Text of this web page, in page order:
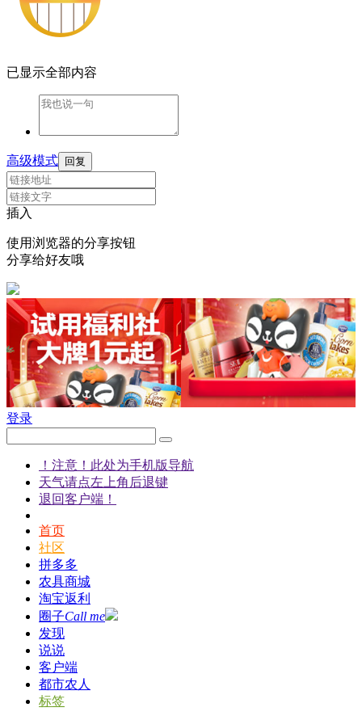
已显示全部内容
高级模式 回复
插入
使用浏览器的分享按钮
分享给好友哦
登录
！注意！此处为手机版导航
天气请点左上角后退键
退回客户端！
首页
社区
拼多多
农具商城
淘宝返利
圈子Call me
发现
说说
客户端
都市农人
标签